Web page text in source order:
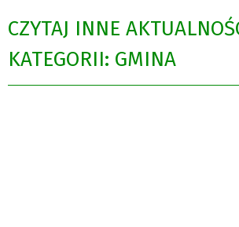
CZYTAJ INNE
KATEGORII: GMINA